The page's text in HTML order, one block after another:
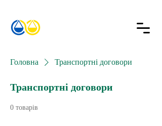
Головна Транспортні договори
Транспортні договори
0 товарів